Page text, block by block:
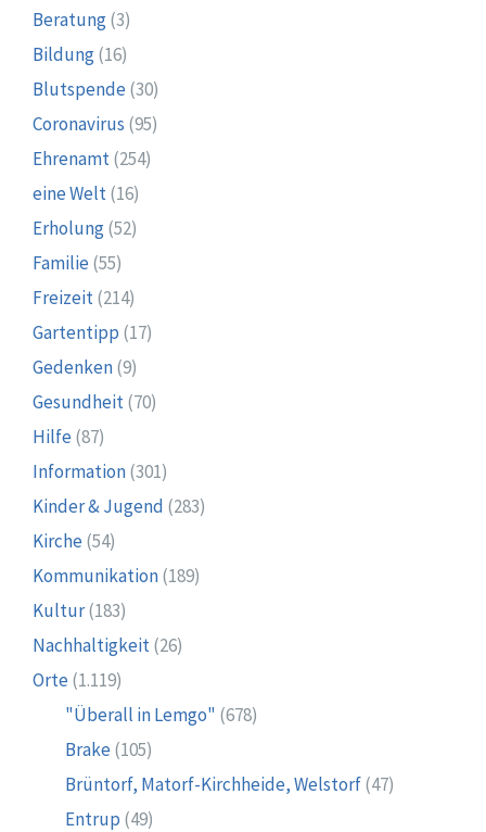
Beratung(3)
Bildung(16)
Blutspende (30)
Coronavirus (95)
Ehrenamt(254)
eine Welt(16)
Erholung(52)
Familie (55)
Freizeit(214)
Gartentipp (17)
Gedenken(9)
Gesundheit(70)
Hilfe (87)
Information(301)
Kinder & Jugend (283)
Kirche (54)
Kommunikation(189)
Kultur(183)
Nachhaltigkeit(26)
Orte (1.119)
"Überall in Lemgo" (678)
Brake (105)
Brüntorf, Matorf-Kirchheide, Welstorf(47)
Entrup (49)